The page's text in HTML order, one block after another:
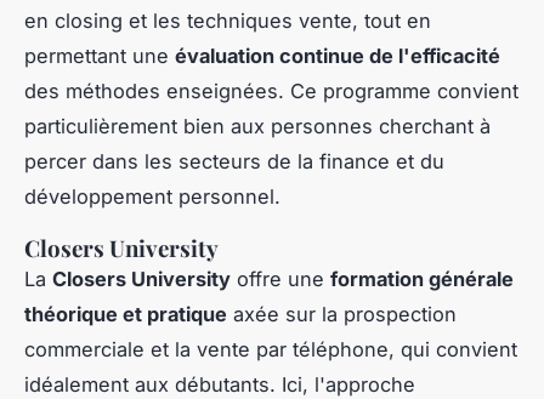
en closing et les techniques vente, tout en
permettant une évaluation continue de l'efficacité
des méthodes enseignées. Ce programme convient
particulièrement bien aux personnes cherchant à
percer dans les secteurs de la finance et du
développement personnel.
Closers University
La Closers University offre une formation générale
théorique et pratique axée sur la prospection
commerciale et la vente par téléphone, qui convient
idéalement aux débutants. Ici, l'approche